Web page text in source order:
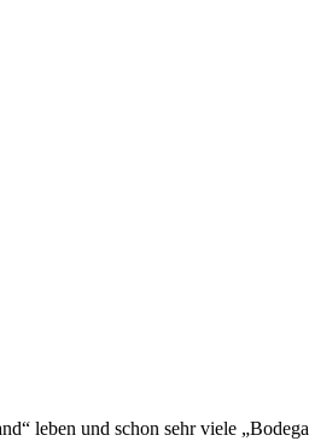
leben und schon sehr viele